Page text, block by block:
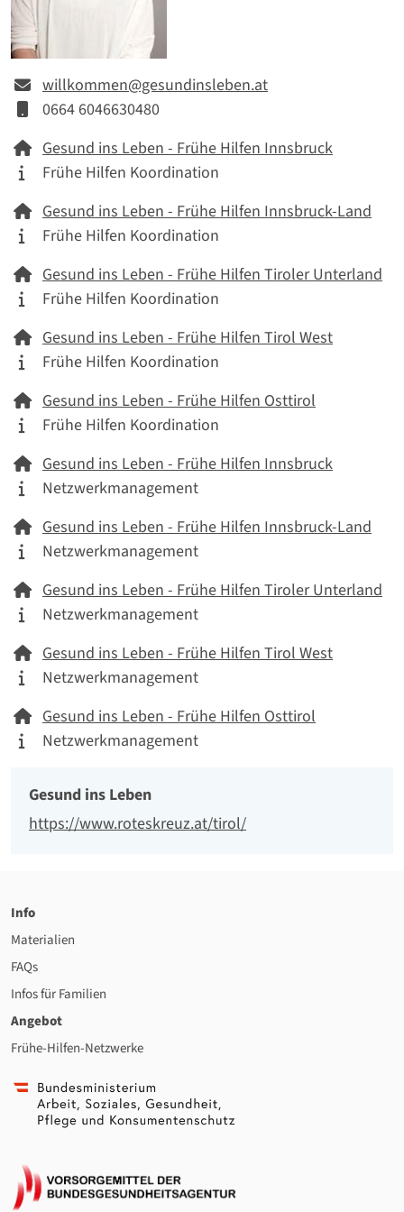
E-mailwillkommen@gesundinsleben.at
Mobil0664 6046630480
NetzwerkGesund ins Leben - Frühe Hilfen Innsbruck
Tätigkeitskategorie
Frühe Hilfen Koordination
NetzwerkGesund ins Leben - Frühe Hilfen Innsbruck-Land
Tätigkeitskategorie
Frühe Hilfen Koordination
NetzwerkGesund ins Leben - Frühe Hilfen Tiroler Unterland
Tätigkeitskategorie
Frühe Hilfen Koordination
NetzwerkGesund ins Leben - Frühe Hilfen Tirol West
Tätigkeitskategorie
Frühe Hilfen Koordination
NetzwerkGesund ins Leben - Frühe Hilfen Osttirol
Tätigkeitskategorie
Frühe Hilfen Koordination
NetzwerkGesund ins Leben - Frühe Hilfen Innsbruck
Tätigkeitskategorie
Netzwerkmanagement
NetzwerkGesund ins Leben - Frühe Hilfen Innsbruck-Land
Tätigkeitskategorie
Netzwerkmanagement
NetzwerkGesund ins Leben - Frühe Hilfen Tiroler Unterland
Tätigkeitskategorie
Netzwerkmanagement
NetzwerkGesund ins Leben - Frühe Hilfen Tirol West
Tätigkeitskategorie
Netzwerkmanagement
NetzwerkGesund ins Leben - Frühe Hilfen Osttirol
Tätigkeitskategorie
Netzwerkmanagement
Organisation
Gesund ins Leben
Website
https://www.roteskreuz.at/tirol/
Info
Materialien
FAQs
Infos für Familien
Angebot
Frühe-Hilfen-Netzwerke